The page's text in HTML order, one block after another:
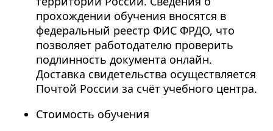
прохождении обучения вносятся в
федеральный реестр ФИС ФРДО, что
позволяет работодателю проверить
подлинность документа онлайн.
Доставка свидетельства осуществляется
Почтой России за счёт учебного центра.
Стоимость обучения